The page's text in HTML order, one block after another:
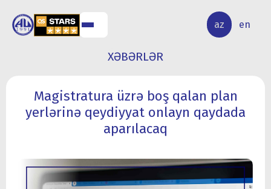
az en
ELMİ
TƏDQİQAT
XƏBƏRLƏR
Magistratura üzrə boş qalan plan
yerlərinə qeydiyyat onlayn qaydada
aparılacaq